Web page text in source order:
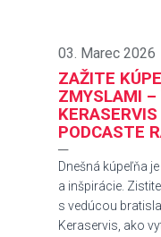
03. Marec 2026
ZAŽITE
ZMYSLAMI –
PODCASTE
─
Dnešná kúpeľňa
a inšpirácie.
s vedúcou
Keraservis, ako